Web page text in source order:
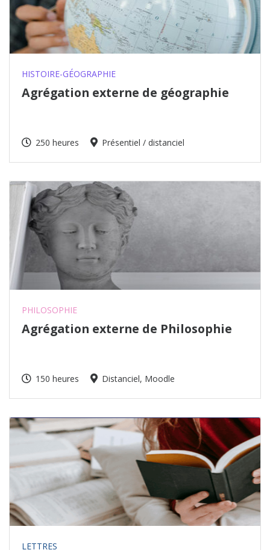
HISTOIRE-GÉOGRAPHIE
Agrégation externe de géographie
250 heures Présentiel / distanciel
PHILOSOPHIE
Agrégation externe de Philosophie
150 heures Distanciel, Moodle
LETTRES